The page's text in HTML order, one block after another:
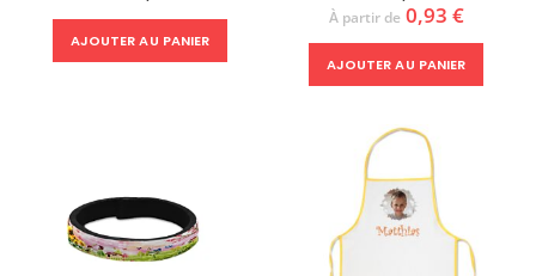
AJOUTER AU PANIER
À partir de 0,93 €
AJOUTER AU PANIER